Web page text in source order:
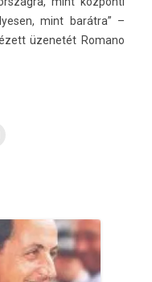
mint barátra” –
üzenetét Romano